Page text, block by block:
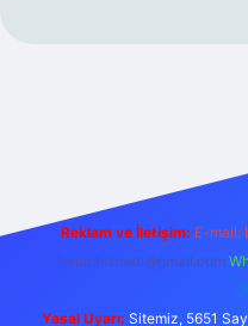
Reklam ve İletişim: E-mail:
forumhizmeti@gmail.com
Yasal Uyarı: Sitemiz, 5651